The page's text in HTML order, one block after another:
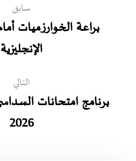
سابق
براعة الخوارزميات
الإنجليزية
التالي
2026